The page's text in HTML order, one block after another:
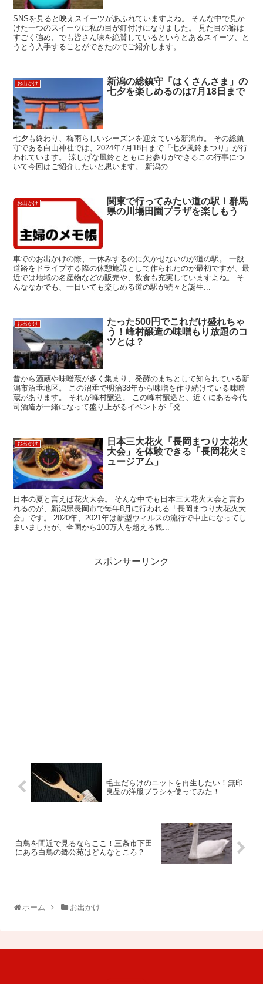
SNSを見ると映えスイーツがあふれていますよね。 そんな中で見か
けた一つのスイーツに私の目が釘付けになりました。 見た目の癖は
すごく強め、でも皆さん味を絶賛しているというとあるスイーツ、と
うとう入手することができたのでご紹介します。 ...
お出かけ
新潟の総鎮守「はくさんさま」の
七夕を楽しめるのは7月18日まで
七夕も終わり、梅雨らしいシーズンを迎えている新潟市。 その総鎮
守である白山神社では、2024年7月18日まで「七夕風鈴まつり」が行
われています。 涼しげな風鈴とともにお参りができるこの行事につ
いて今回はご紹介したいと思います。 新潟の...
お出かけ
関東で行ってみたい道の駅！群馬
県の川場田園プラザを楽しもう
車でのお出かけの際、一休みするのに欠かせないのが道の駅。 一般
道路をドライブする際の休憩施設として作られたのが最初ですが、最
近では地域の名産物などの販売や、飲食も充実していますよね。 そ
んななかでも、一日いても楽しめる道の駅が続々と誕生...
お出かけ
たった500円でこれだけ盛れちゃ
う！峰村醸造の味噌もり放題のコ
ツとは？
昔から酒蔵や味噌蔵が多く集まり、発酵のまちとして知られている新
潟市沼垂地区。 この沼垂で明治38年から味噌を作り続けている味噌
蔵があります。 それが峰村醸造。 この峰村醸造と、近くにある今代
司酒造が一緒になって盛り上がるイベントが「発...
お出かけ
日本三大花火「長岡まつり大花火
大会」を体験できる「長岡花火ミ
ュージアム」
日本の夏と言えば花火大会。 そんな中でも日本三大花火大会と言わ
れるのが、新潟県長岡市で毎年8月に行われる「長岡まつり大花火大
会」です。 2020年、2021年は新型ウィルスの流行で中止になってし
まいましたが、全国から100万人を超える観...
スポンサーリンク
毛玉だらけのニットを再生したい！無印
良品の洋服ブラシを使ってみた！
白鳥を間近で見るならここ！三条市下田
にある白鳥の郷公苑はどんなところ？
ホーム お出かけ